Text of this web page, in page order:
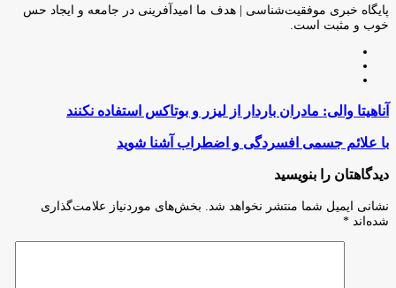
ایمیل
پایگاه خبری موفقیت‌شناسی | هدف ما امیدآفرینی در جامعه و ایجاد حس
خوب و مثبت است.
آناهیتا
مادران
باردار
لیزر
بوتاکس
استفاده
آناهیتا والی: مادران باردار از لیزر و بوتاکس استفاده نکنند
با
جسمی
افسردگی
و
اضطراب
با علائم جسمی افسردگی و اضطراب آشنا شوید
دیدگاهتان را بنویسید
نشانی ایمیل شما منتشر نخواهد شد.
بخش‌های موردنیاز علامت‌گذاری
شده‌اند *